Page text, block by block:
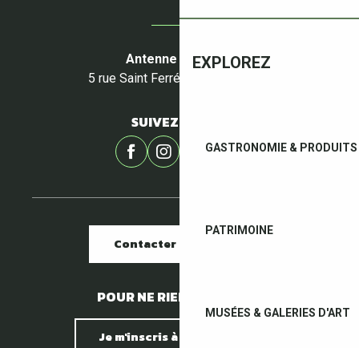
EXPLOREZ
GASTRONOMIE & PRODUITS
PATRIMOINE
MUSÉES & GALERIES D'ART
Antenne du Céret
5 rue Saint Ferréol - 66400 Céret
SUIVEZ-NOUS !
Contacter nos offices
POUR NE RIEN MANQUER !
Je m'inscris à la newsletter